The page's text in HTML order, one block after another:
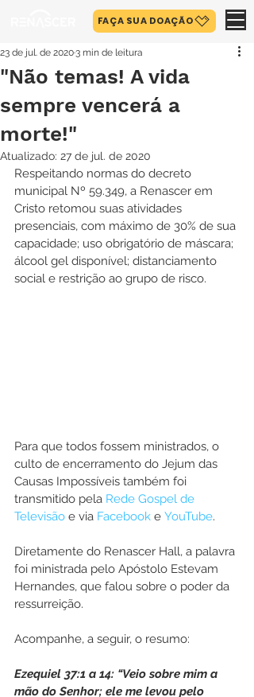
FAÇA SUA DOAÇÃO
"Não temas! A vida
sempre vencerá a
morte!"
23 de jul. de 20203 min de leitura
Atualizado: 27 de jul. de 2020
Respeitando normas do decreto
municipal Nº 59.349, a Renascer em
Cristo retomou suas atividades
presenciais, com máximo de 30% de sua
capacidade; uso obrigatório de máscara;
álcool gel disponível; distanciamento
social e restrição ao grupo de risco.
Para que todos fossem ministrados, o
culto de encerramento do Jejum das
Causas Impossíveis também foi
transmitido pela Rede Gospel de
Televisão e via Facebook e YouTube.
Diretamente do Renascer Hall, a palavra
foi ministrada pelo Apóstolo Estevam
Hernandes, que falou sobre o poder da
ressurreição.
Acompanhe, a seguir, o resumo:
Ezequiel 37:1 a 14: “Veio sobre mim a
mão do Senhor; ele me levou pelo